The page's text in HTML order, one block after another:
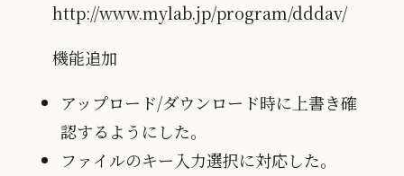
http://www.mylab.jp/program/dddav/
機能追加
アップロード/ダウンロード時に上書き確
認するようにした。
ファイルのキー入力選択に対応した。